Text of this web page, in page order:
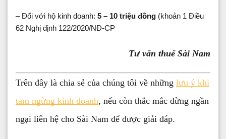
– Đối với hộ kinh doanh: 5 – 10 triệu đồng (khoản 1 Điều
62 Nghị định 122/2020/NĐ-CP
Tư vấn thuế Sài Nam
Trên đây là chia sẻ của chúng tôi về những lưu ý khi
tạm ngừng kinh doanh, nếu còn thắc mắc đừng ngần
ngại liên hệ cho Sài Nam để được giải đáp.